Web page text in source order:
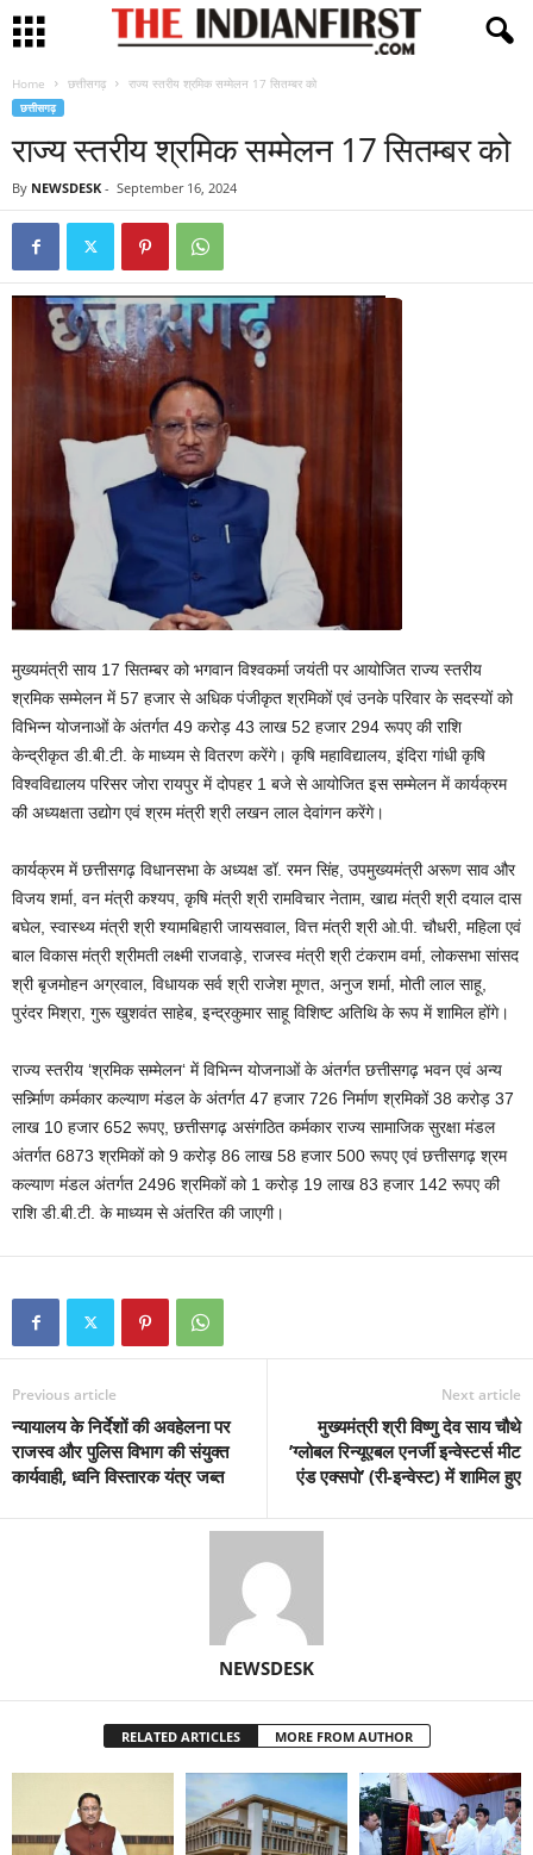
Home छत्तीसगढ़ राज्य स्तरीय श्रमिक सम्मेलन 17 सितम्बर को
छत्तीसगढ़
राज्य स्तरीय श्रमिक सम्मेलन 17 सितम्बर को
By NEWSDESK - September 16, 2024
मुख्यमंत्री साय 17 सितम्बर को भगवान विश्वकर्मा जयंती पर आयोजित राज्य स्तरीय
श्रमिक सम्मेलन में 57 हजार से अधिक पंजीकृत श्रमिकों एवं उनके परिवार के सदस्यों को
विभिन्न योजनाओं के अंतर्गत 49 करोड़ 43 लाख 52 हजार 294 रूपए की राशि
केन्द्रीकृत डी.बी.टी. के माध्यम से वितरण करेंगे। कृषि महाविद्यालय, इंदिरा गांधी कृषि
विश्वविद्यालय परिसर जोरा रायपुर में दोपहर 1 बजे से आयोजित इस सम्मेलन में कार्यक्रम
की अध्यक्षता उद्योग एवं श्रम मंत्री श्री लखन लाल देवांगन करेंगे।
कार्यक्रम में छत्तीसगढ़ विधानसभा के अध्यक्ष डॉ. रमन सिंह, उपमुख्यमंत्री अरूण साव और
विजय शर्मा, वन मंत्री कश्यप, कृषि मंत्री श्री रामविचार नेताम, खाद्य मंत्री श्री दयाल दास
बघेल, स्वास्थ्य मंत्री श्री श्यामबिहारी जायसवाल, वित्त मंत्री श्री ओ.पी. चौधरी, महिला एवं
बाल विकास मंत्री श्रीमती लक्ष्मी राजवाड़े, राजस्व मंत्री श्री टंकराम वर्मा, लोकसभा सांसद
श्री बृजमोहन अग्रवाल, विधायक सर्व श्री राजेश मूणत, अनुज शर्मा, मोती लाल साहू,
पुरंदर मिश्रा, गुरू खुशवंत साहेब, इन्द्रकुमार साहू विशिष्ट अतिथि के रूप में शामिल होंगे।
राज्य स्तरीय ‘श्रमिक सम्मेलन‘ में विभिन्न योजनाओं के अंतर्गत छत्तीसगढ़ भवन एवं अन्य
सर्न्न्मिाण कर्मकार कल्याण मंडल के अंतर्गत 47 हजार 726 निर्माण श्रमिकों 38 करोड़ 37
लाख 10 हजार 652 रूपए, छत्तीसगढ़ असंगठित कर्मकार राज्य सामाजिक सुरक्षा मंडल
अंतर्गत 6873 श्रमिकों को 9 करोड़ 86 लाख 58 हजार 500 रूपए एवं छत्तीसगढ़ श्रम
कल्याण मंडल अंतर्गत 2496 श्रमिकों को 1 करोड़ 19 लाख 83 हजार 142 रूपए की
राशि डी.बी.टी. के माध्यम से अंतरित की जाएगी।
Previous article
न्यायालय के निर्देशों की अवहेलना पर
राजस्व और पुलिस विभाग की संयुक्त
कार्यवाही, ध्वनि विस्तारक यंत्र जब्त
Next article
मुख्यमंत्री श्री विष्णु देव साय चौथे
’ग्लोबल रिन्यूएबल एनर्जी इन्वेस्टर्स मीट
एंड एक्सपो’ (री-इन्वेस्ट) में शामिल हुए
NEWSDESK
RELATED ARTICLES MORE FROM AUTHOR